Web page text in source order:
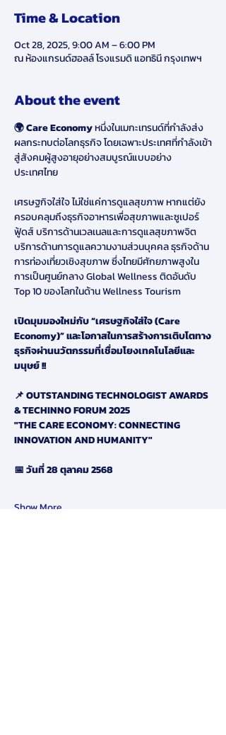
Time & Location
Oct 28, 2025, 9:00 AM – 6:00 PM
ณ ห้องแกรนด์ฮอลล์ โรงแรมดิ แอทธินี กรุงเทพฯ
About the event
🌍 Care Economy หนึ่งในเมกะเทรนด์ที่กำลังส่ง
ผลกระทบต่อโลกธุรกิจ โดยเฉพาะประเทศที่กำลังเข้า
สู่สังคมผู้สูงอายุอย่างสมบูรณ์แบบอย่าง
ประเทศไทย
เศรษฐกิจใส่ใจ ไม่ใช่แค่การดูแลสุขภาพ หากแต่ยัง
ครอบคลุมถึงธุรกิจอาหารเพื่อสุขภาพและซูเปอร์
ฟู้ดส์ บริการด้านเวลเนลและการดูแลสุขภาพจิต
บริการด้านการดูแลความงามส่วนบุคคล ธุรกิจด้าน
การท่องเที่ยวเชิงสุขภาพ ซึ่งไทยมีศักยภาพสูงใน
การเป็นศูนย์กลาง Global Wellness ติดอันดับ
Top 10 ของโลกในด้าน Wellness Tourism
เปิดมุมมองใหม่กับ “เศรษฐกิจใส่ใจ (Care
Economy)” และโอกาสในการสร้างการเติบโตทาง
ธุรกิจผ่านนวัตกรรมที่เชื่อมโยงเทคโนโลยีและ
มนุษย์ !!
📌OUTSTANDING TECHNOLOGIST AWARDS
& TECHINNO FORUM 2025
"THE CARE ECONOMY: CONNECTING
INNOVATION AND HUMANITY"
📅 วันที่ 28 ตุลาคม 2568
Show More